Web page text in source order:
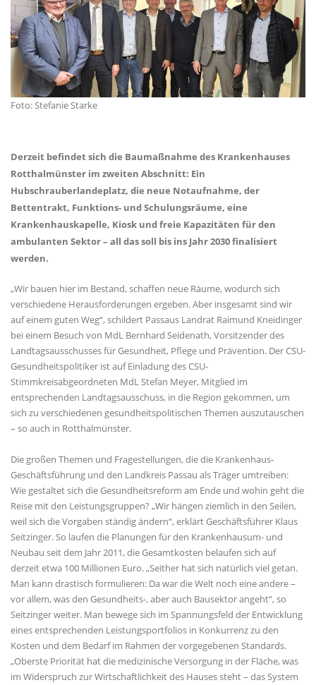
Foto: Stefanie Starke
Derzeit befindet sich die Baumaßnahme des Krankenhauses
Rotthalmünster im zweiten Abschnitt: Ein
Hubschrauberlandeplatz, die neue Notaufnahme, der
Bettentrakt, Funktions- und Schulungsräume, eine
Krankenhauskapelle, Kiosk und freie Kapazitäten für den
ambulanten Sektor – all das soll bis ins Jahr 2030 finalisiert
werden.
Wir bauen hier im Bestand, schaffen neue Räume, wodurch sich
verschiedene Herausforderungen ergeben. Aber insgesamt sind wir
auf einem guten Weg“, schildert Passaus Landrat Raimund Kneidinger
bei einem Besuch von MdL Bernhard Seidenath, Vorsitzender des
Landtagsausschusses für Gesundheit, Pflege und Prävention. Der CSU-
Gesundheitspolitiker ist auf Einladung des CSU-
Stimmkreisabgeordneten MdL Stefan Meyer, Mitglied im
entsprechenden Landtagsausschuss, in die Region gekommen, um
sich zu verschiedenen gesundheitspolitischen Themen auszutauschen
– so auch in Rotthalmünster.
Die großen Themen und Fragestellungen, die die Krankenhaus-
Geschäftsführung und den Landkreis Passau als Träger umtreiben:
Wie gestaltet sich die Gesundheitsreform am Ende und wohin geht die
Reise mit den Leistungsgruppen? „Wir hängen ziemlich in den Seilen,
weil sich die Vorgaben ständig ändern“, erklärt Geschäftsführer Klaus
Seitzinger. So laufen die Planungen für den Krankenhausum- und
Neubau seit dem Jahr 2011, die Gesamtkosten belaufen sich auf
derzeit etwa 100 Millionen Euro. „Seither hat sich natürlich viel getan.
Man kann drastisch formulieren: Da war die Welt noch eine andere –
vor allem, was den Gesundheits-, aber auch Bausektor angeht“, so
Seitzinger weiter. Man bewege sich im Spannungsfeld der Entwicklung
eines entsprechenden Leistungsportfolios in Konkurrenz zu den
Kosten und dem Bedarf im Rahmen der vorgegebenen Standards.
Oberste Priorität hat die medizinische Versorgung in der Fläche, was
im Widerspruch zur Wirtschaftlichkeit des Hauses steht – das System